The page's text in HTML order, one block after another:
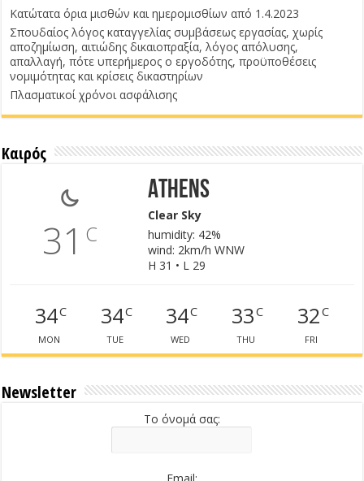
Κατώτατα όρια μισθών και ημερομισθίων από 1.4.2023
Σπουδαίος λόγος καταγγελίας συμβάσεως εργασίας, χωρίς
αποζημίωση, αιτιώδης δικαιοπραξία, λόγος απόλυσης,
απαλλαγή, πότε υπερήμερος ο εργοδότης, προϋποθέσεις
νομιμότητας και κρίσεις δικαστηρίων
Πλασματικοί χρόνοι ασφάλισης
Καιρός
31 C
Athens
Clear Sky
humidity: 42%
wind: 2km/h WNW
H 31 • L 29
34C
MON
34C
TUE
34C
WED
33C
THU
32C
FRI
Newsletter
Το όνομά σας: